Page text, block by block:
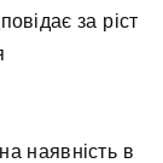
за ріст
наявність в